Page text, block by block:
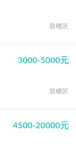
鼓楼区
3000-5000元
鼓楼区
4500-20000元